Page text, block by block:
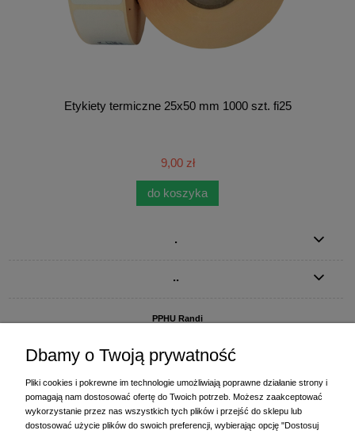
Etykiety termiczne 25x50 mm 1000 szt. fi25
9,00 zł
do koszyka
.
..
PPHU Randi
ul. Starogardzka 77 (wjazd od ul. Plażowej)
Dbamy o Twoją prywatność
Pliki cookies i pokrewne im technologie umożliwiają poprawne działanie strony i
pomagają nam dostosować ofertę do Twoich potrzeb. Możesz zaakceptować
wykorzystanie przez nas wszystkich tych plików i przejść do sklepu lub
dostosować użycie plików do swoich preferencji, wybierając opcję "Dostosuj